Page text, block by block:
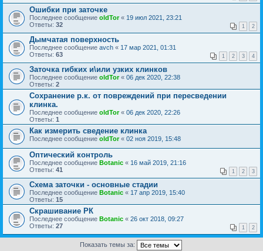
Ошибки при заточке
Последнее сообщение oldTor« 19 июл 2021, 23:21
Ответы: 32 1 2
Дымчатая поверхность
Последнее сообщение avch « 17 мар 2021, 01:31
Ответы: 63 1 2 3 4
Заточка гибких и\или узких клинков
Последнее сообщение oldTor« 06 дек 2020, 22:38
Ответы: 2
Сохранение р.к. от повреждений при пересведении
клинка.
Последнее сообщение oldTor« 06 дек 2020, 22:26
Ответы: 1
Как измерить сведение клинка
Последнее сообщение oldTor« 02 ноя 2019, 15:48
Оптический контроль
Последнее сообщение Botanic « 16 май 2019, 21:16
Ответы: 41 1 2 3
Схема заточки - основные стадии
Последнее сообщение Botanic « 17 апр 2019, 15:40
Ответы: 15
Скрашивание РК
Последнее сообщение Botanic « 26 окт 2018, 09:27
Ответы: 27 1 2
Показать темы за: